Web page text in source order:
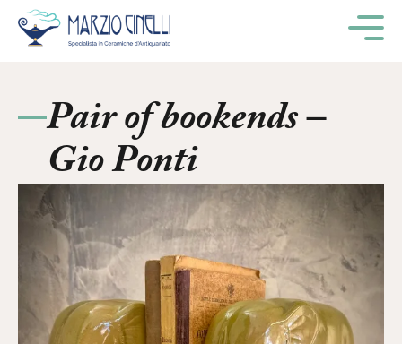
Pair of bookends –
Gio Ponti